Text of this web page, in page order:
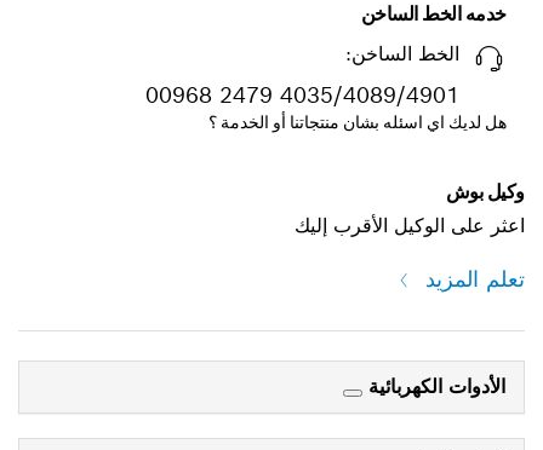
خدمه الخط الساخن
الخط الساخن:
00968 2479 4035/4089/4901
هل لديك اي اسئله بشان منتجاتنا أو الخدمة ؟
وكيل بوش
اعثر على الوكيل الأقرب إليك
تعلم المزيد
الأدوات الكهربائية